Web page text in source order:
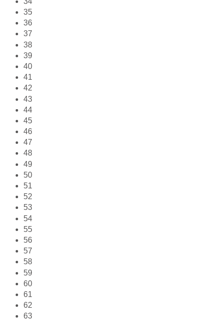
35
36
37
38
39
40
41
42
43
44
45
46
47
48
49
50
51
52
53
54
55
56
57
58
59
60
61
62
63